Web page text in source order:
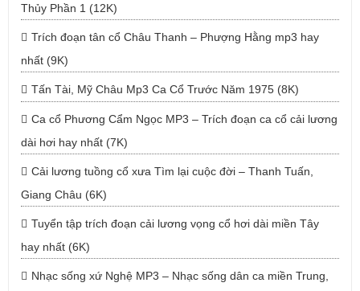
Thủy Phần 1 (12K)
Trích đoạn tân cổ Châu Thanh – Phượng Hằng mp3 hay
nhất (9K)
Tấn Tài, Mỹ Châu Mp3 Ca Cổ Trước Năm 1975 (8K)
Ca cổ Phương Cẩm Ngọc MP3 – Trích đoạn ca cổ cải lương
dài hơi hay nhất (7K)
Cải lương tuồng cổ xưa Tìm lại cuộc đời – Thanh Tuấn,
Giang Châu (6K)
Tuyển tập trích đoạn cải lương vọng cổ hơi dài miền Tây
hay nhất (6K)
Nhạc sống xứ Nghệ MP3 – Nhạc sống dân ca miền Trung,